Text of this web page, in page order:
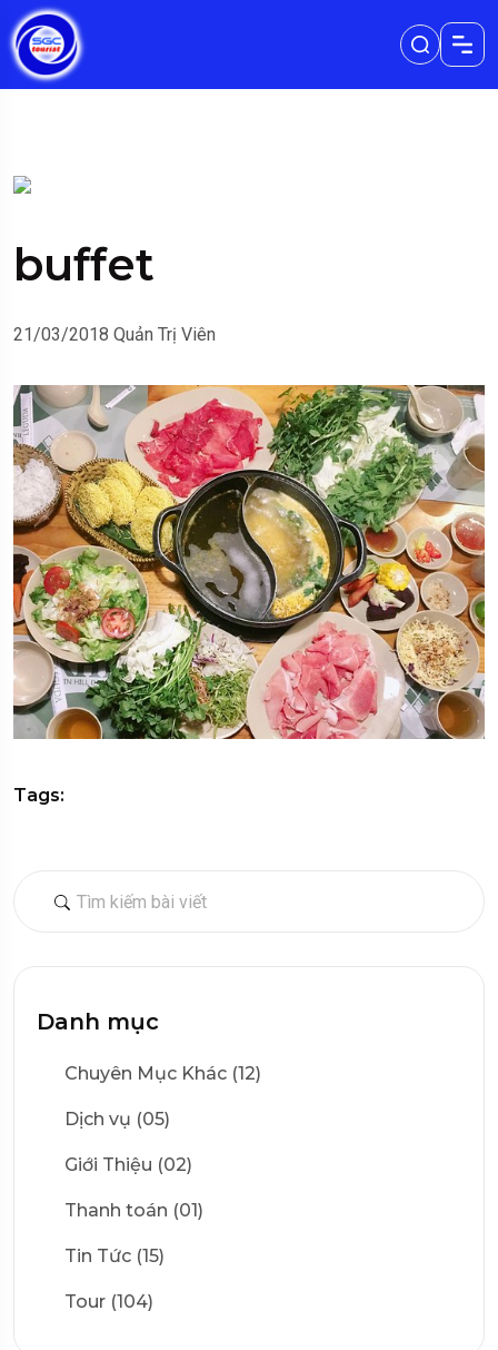
Danh mục
Chuyên Mục Khác (12)
Dịch vụ (05)
Giới Thiệu (02)
Thanh toán (01)
Tin Tức (15)
Tour (104)
buffet
21/03/2018 Quản Trị Viên
Tags: